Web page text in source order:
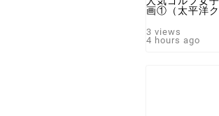
画①（太平洋
画 ♯スマイル
3 views
4 hours ago